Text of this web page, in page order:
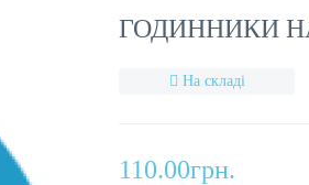
ГОДИННИКИ
На складі
110.00грн.